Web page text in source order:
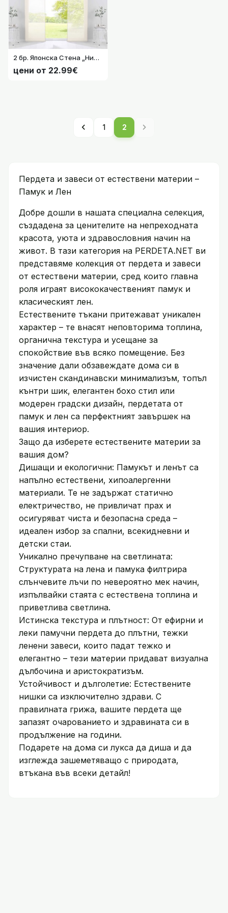
2 бр. Японска Стена „Ница“ 245х60 см., изработени от прозрачен памучен-воал с комплект за окачване на релси цвят Крем код-2019032-2-002
цени от 22.99€
chevron_left 1 2 chevron_right
Пердета и завеси от естествени материи –
Памук и Лен
Добре дошли в нашата специална селекция,
създадена за ценителите на непреходната
красота, уюта и здравословния начин на
живот. В тази категория на PERDETA.NET ви
представяме колекция от пердета и завеси
от естествени материи, сред които главна
роля играят висококачественият памук и
класическият лен.
Естествените тъкани притежават уникален
характер – те внасят неповторима топлина,
органична текстура и усещане за
спокойствие във всяко помещение. Без
значение дали обзавеждате дома си в
изчистен скандинавски минимализъм, топъл
кънтри шик, елегантен бохо стил или
модерен градски дизайн, пердетата от
памук и лен са перфектният завършек на
вашия интериор.
Защо да изберете естествените материи за
вашия дом?
Дишащи и екологични: Памукът и ленът са
напълно естествени, хипоалергенни
материали. Те не задържат статично
електричество, не привличат прах и
осигуряват чиста и безопасна среда –
идеален избор за спални, всекидневни и
детски стаи.
Уникално пречупване на светлината:
Структурата на лена и памука филтрира
слънчевите лъчи по невероятно мек начин,
изпълвайки стаята с естествена топлина и
приветлива светлина.
Истинска текстура и плътност: От ефирни и
леки памучни пердета до плътни, тежки
ленени завеси, които падат тежко и
елегантно – тези материи придават визуална
дълбочина и аристократизъм.
Устойчивост и дълголетие: Естествените
нишки са изключително здрави. С
правилната грижа, вашите пердета ще
запазят очарованието и здравината си в
продължение на години.
Подарете на дома си лукса да диша и да
изглежда зашеметяващо с природата,
втъкана във всеки детайл!